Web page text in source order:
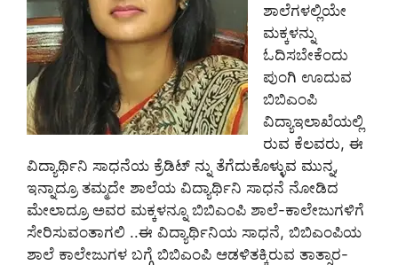
ಶಾಲೆಗಳಲ್ಲಿಯೇ
ಮಕ್ಕಳನ್ನು
ಓದಿಸಬೇಕೆಂದು
ಪುಂಗಿ ಊದುವ
ಬಿಬಿಎಂಪಿ
ವಿದ್ಯಾಇಲಾಖೆಯಲ್ಲಿ
ರುವ ಕೆಲವರು, ಈ
ವಿದ್ಯಾರ್ಥಿನಿ ಸಾಧನೆಯ ಕ್ರೆಡಿಟ್ ನ್ನು ತೆಗೆದುಕೊಳ್ಳುವ ಮುನ್ನ,
ಇನ್ನಾದ್ರೂ ತಮ್ಮದೇ ಶಾಲೆಯ ವಿದ್ಯಾರ್ಥಿನಿ ಸಾಧನೆ ನೋಡಿದ
ಮೇಲಾದ್ರೂ ಅವರ ಮಕ್ಕಳನ್ನೂ ಬಿಬಿಎಂಪಿ ಶಾಲೆ-ಕಾಲೇಜುಗಳಿಗೆ
ಸೇರಿಸುವಂತಾಗಲಿ ..ಈ ವಿದ್ಯಾರ್ಥಿನಿಯ ಸಾಧನೆ, ಬಿಬಿಎಂಪಿಯ
ಶಾಲೆ ಕಾಲೇಜುಗಳ ಬಗ್ಗೆ ಬಿಬಿಎಂಪಿ ಆಡಳಿತಕ್ಕಿರುವ ತಾತ್ಸಾರ-